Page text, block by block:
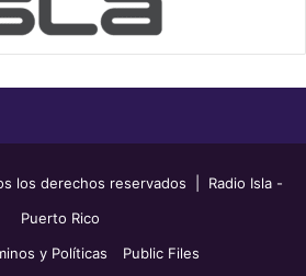
los derechos reservados | Radio Isla -
Puerto Rico
y Políticas Public Files